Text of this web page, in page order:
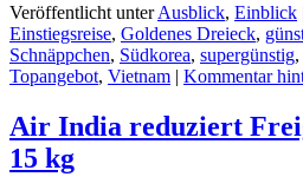
Veröffentlicht unter Ausblick, Einblick
Einstiegsreise, Goldenes Dreieck,
Schnäppchen, Südkorea, supergünstig,
Topangebot, Vietnam | Kommentar
Air India reduziert
15 kg